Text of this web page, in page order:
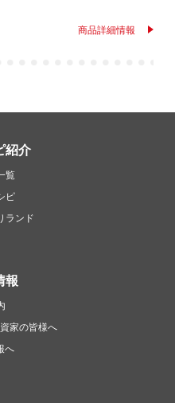
商品詳細情報
紹介
覧
ピ
ランド
報
家の皆様へ
へ